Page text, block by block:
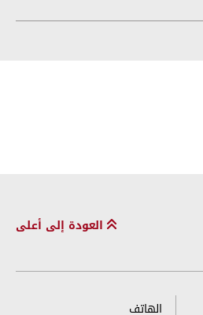
العودة إلى أعلى
الهاتف